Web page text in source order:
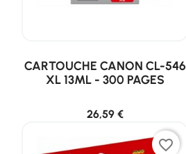
CARTOUCHE CANON CL-546
XL 13ML - 300 PAGES
26,59 €
favorite_border